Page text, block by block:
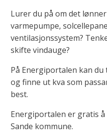
Lurer du på om det
varmepumpe,
ventilasjonssystem?
skifte vindauge?
På Energiportalen kan
og finne ut kva som
best.
Energiportalen er gratis
Sande kommune.